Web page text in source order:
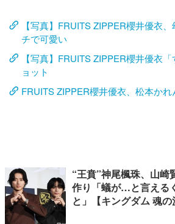
【写真】FRUITS ZIPPER櫻井優衣
チで可愛い
【写真】FRUITS ZIPPER櫻井優衣
ョット
FRUITS ZIPPER櫻井優衣、松本かれ
“王賁”神尾楓珠、山崎
作り「蟻が…と言える
と」【キングダム 魂の